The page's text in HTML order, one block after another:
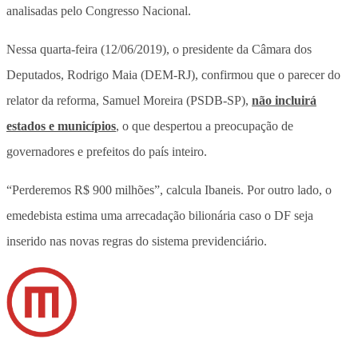
analisadas pelo Congresso Nacional.
Nessa quarta-feira (12/06/2019), o presidente da Câmara dos
Deputados, Rodrigo Maia (DEM-RJ), confirmou que o parecer do
relator da reforma, Samuel Moreira (PSDB-SP), não incluirá
estados e municípios, o que despertou a preocupação de
governadores e prefeitos do país inteiro.
“Perderemos R$ 900 milhões”, calcula Ibaneis. Por outro lado, o
emedebista estima uma arrecadação bilionária caso o DF seja
inserido nas novas regras do sistema previdenciário.